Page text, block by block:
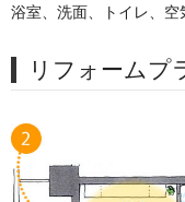
浴室、洗面、トイレ、
リフォームプ